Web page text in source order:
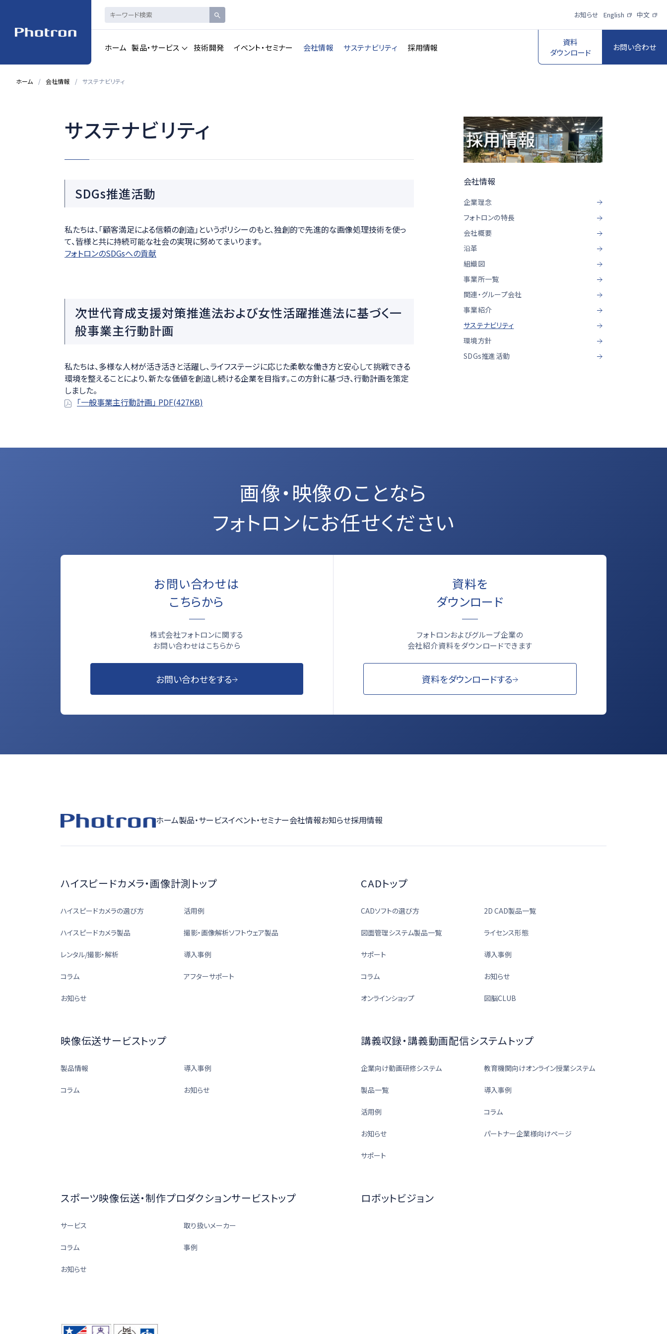
ホーム 製品・サービス 技術開発 イベント・セミナー 会社情報 サステナビリティ 採用情報
資料
ダウンロード
お問い合わせ
お知らせ English 中文
ハイスピードカメ
一覧を見る
CAD製品 スポーツ映像伝
送・制作プロダク
ションサービス
一覧を見る
ロボットビジョン
医療ソリューション 光学計測ソリューション
ホーム 会社情報 サステナビリティ
サステナビリティ
SDGs推進活動
私たちは、「顧客満足による信頼の創造」というポリシーのもと、独創的で先進的な画像処理技術を使っ
て、皆様と共に持続可能な社会の実現に努めてまいります。
フォトロンのSDGsへの貢献
次世代育成支援対策推進法および女性活躍推進法に基づく一
般事業主行動計画
私たちは、多様な人材が活き活きと活躍し、ライフステージに応じた柔軟な働き方と安心して挑戦できる
環境を整えることにより、新たな価値を創造し続ける企業を目指す。この方針に基づき、行動計画を策定
しました。
「一般事業主行動計画」 PDF(427KB)
会社情報
企業理念
フォトロンの特長
会社概要
沿革
組織図
事業所一覧
関連・グループ会社
事業紹介
サステナビリティ
環境方針
SDGs推進活動
画像・映像のことなら
フォトロンにお任せください
お問い合わせは
こちらから
株式会社フォトロンに関する
お問い合わせはこちらから
お問い合わせをする
資料を
ダウンロード
フォトロンおよびグループ企業の
会社紹介資料をダウンロードできます
資料をダウンロードする
ホーム製品・サービスイベント・セミナー会社情報お知らせ採用情報
ハイスピードカメラ・画像計測トップ
ハイスピードカメラの選び方 活用例
ハイスピードカメラ製品 撮影・画像解析ソフトウェア製品
レンタル/撮影・解析 導入事例
コラム アフターサポート
お知らせ
CADトップ
CADソフトの選び方 2D CAD製品一覧
図面管理システム製品一覧 ライセンス形態
サポート 導入事例
コラム お知らせ
オンラインショップ 図脳CLUB
映像伝送サービストップ
製品情報 導入事例
コラム お知らせ
講義収録・講義動画配信システムトップ
企業向け動画研修システム 教育機関向けオンライン授業システム
製品一覧 導入事例
活用例 コラム
お知らせ パートナー企業様向けページ
サポート
スポーツ映像伝送・制作プロダクションサービストップ
サービス 取り扱いメーカー
コラム 事例
お知らせ
ロボットビジョン